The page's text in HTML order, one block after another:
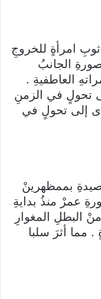
امرأةٍ للخروجِ
الجانبُ
العاطفيةِ .
تحولٍ في الزمنِ
إلى تحولٍ في
بممظهرينْ
عمرْ منذُ بدايةِ
البطلِ المغوارِ
. مما أثرَ سلبا